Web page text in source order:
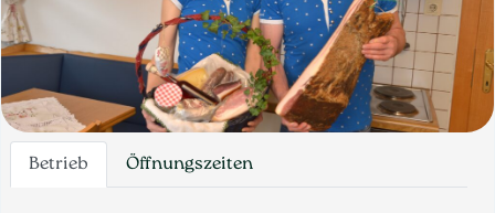
Betrieb Öffnungszeiten